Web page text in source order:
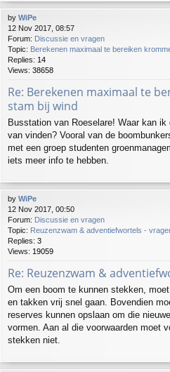
by WiPe
12 Nov 2017, 08:57
Forum: Discussie en vragen
Topic: Berekenen maximaal te bereiken
Replies: 14
Views: 38658
Re: Berekenen maximaal te
stam bij wind
Busstation van Roeselare! Waar kan
van vinden? Vooral van de
met een groep studenten
iets meer info te hebben.
by WiPe
12 Nov 2017, 00:50
Forum: Discussie en vragen
Topic: Reuzenzwam & adventiefwortels -
Replies: 3
Views: 19059
Re: Reuzenzwam &
Om een boom te kunnen stekken,
en takken vrij snel gaan. Bovendien
reserves kunnen opslaan om die
vormen. Aan al die voorwaarden moet
stekken niet.